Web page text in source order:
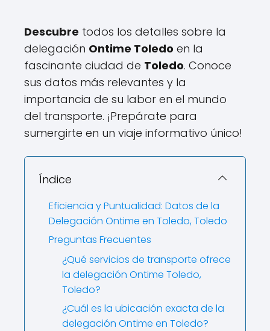
Descubre todos los detalles sobre la
delegación Ontime Toledo en la
fascinante ciudad de Toledo. Conoce
sus datos más relevantes y la
importancia de su labor en el mundo
del transporte. ¡Prepárate para
sumergirte en un viaje informativo único!
Índice
Eficiencia y Puntualidad: Datos de la
Delegación Ontime en Toledo, Toledo
Preguntas Frecuentes
¿Qué servicios de transporte ofrece
la delegación Ontime Toledo,
Toledo?
¿Cuál es la ubicación exacta de la
delegación Ontime en Toledo?